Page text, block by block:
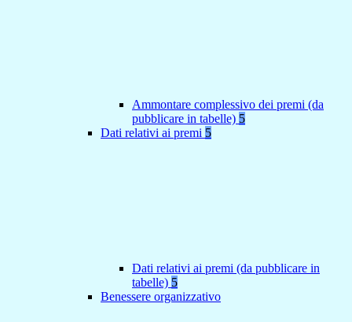
Ammontare complessivo dei premi (da
pubblicare in tabelle) 5
Dati relativi ai premi 5
Dati relativi ai premi (da pubblicare in
tabelle) 5
Benessere organizzativo